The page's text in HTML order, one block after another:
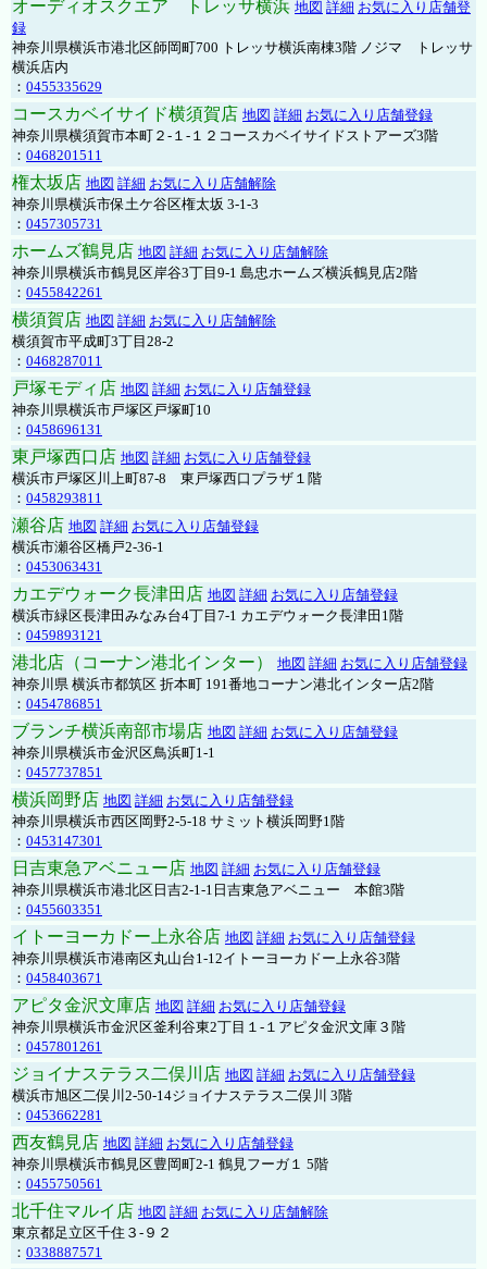
オーディオスクエア トレッサ横浜 地図 詳細 お気に入り店舗登
録
神奈川県横浜市港北区師岡町700 トレッサ横浜南棟3階 ノジマ トレッサ
横浜店内
： 0455335629
コースカベイサイド横須賀店 地図 詳細 お気に入り店舗登録
神奈川県横須賀市本町２-１-１２コースカベイサイドストアーズ3階
： 0468201511
権太坂店 地図 詳細 お気に入り店舗解除
神奈川県横浜市保土ケ谷区権太坂 3-1-3
： 0457305731
ホームズ鶴見店 地図 詳細 お気に入り店舗解除
神奈川県横浜市鶴見区岸谷3丁目9-1 島忠ホームズ横浜鶴見店2階
： 0455842261
横須賀店 地図 詳細 お気に入り店舗解除
横須賀市平成町3丁目28-2
： 0468287011
戸塚モディ店 地図 詳細 お気に入り店舗登録
神奈川県横浜市戸塚区戸塚町10
： 0458696131
東戸塚西口店 地図 詳細 お気に入り店舗登録
横浜市戸塚区川上町87-8 東戸塚西口プラザ１階
： 0458293811
瀬谷店 地図 詳細 お気に入り店舗登録
横浜市瀬谷区橋戸2-36-1
： 0453063431
カエデウォーク長津田店 地図 詳細 お気に入り店舗登録
横浜市緑区長津田みなみ台4丁目7-1 カエデウォーク長津田1階
： 0459893121
港北店（コーナン港北インター） 地図 詳細 お気に入り店舗登録
神奈川県 横浜市都筑区 折本町 191番地コーナン港北インター店2階
： 0454786851
ブランチ横浜南部市場店 地図 詳細 お気に入り店舗登録
神奈川県横浜市金沢区鳥浜町1-1
： 0457737851
横浜岡野店 地図 詳細 お気に入り店舗登録
神奈川県横浜市西区岡野2-5-18 サミット横浜岡野1階
： 0453147301
日吉東急アベニュー店 地図 詳細 お気に入り店舗登録
神奈川県横浜市港北区日吉2-1-1日吉東急アベニュー 本館3階
： 0455603351
イトーヨーカドー上永谷店 地図 詳細 お気に入り店舗登録
神奈川県横浜市港南区丸山台1-12イトーヨーカドー上永谷3階
： 0458403671
アピタ金沢文庫店 地図 詳細 お気に入り店舗登録
神奈川県横浜市金沢区釜利谷東2丁目１-１アピタ金沢文庫３階
： 0457801261
ジョイナステラス二俣川店 地図 詳細 お気に入り店舗登録
横浜市旭区二俣川2-50-14ジョイナステラス二俣川 3階
： 0453662281
西友鶴見店 地図 詳細 お気に入り店舗登録
神奈川県横浜市鶴見区豊岡町2-1 鶴見フーガ１ 5階
： 0455750561
北千住マルイ店 地図 詳細 お気に入り店舗解除
東京都足立区千住３-９２
： 0338887571